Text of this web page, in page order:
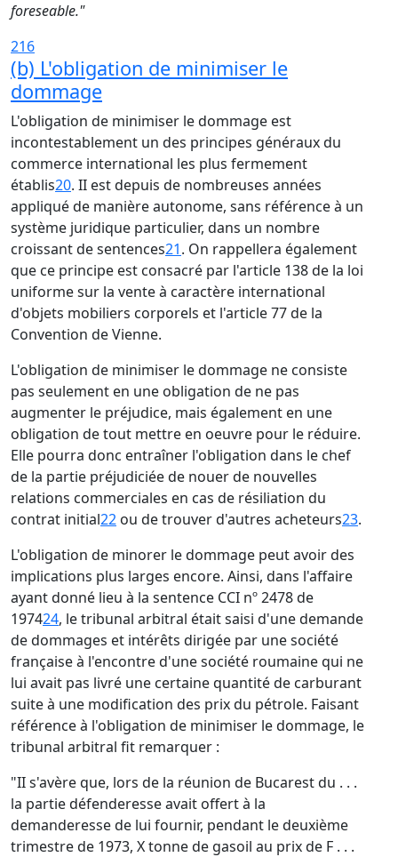
foreseable."
216
(b) L'obligation de minimiser le
dommage
L'obligation de minimiser le dommage est
incontestablement un des principes généraux du
commerce international les plus fermement
établis20. II est depuis de nombreuses années
appliqué de manière autonome, sans référence à un
système juridique particulier, dans un nombre
croissant de sentences21. On rappellera également
que ce principe est consacré par l'article 138 de la loi
uniforme sur la vente à caractère international
d'objets mobiliers corporels et l'article 77 de la
Convention de Vienne.
L'obligation de minimiser le dommage ne consiste
pas seulement en une obligation de ne pas
augmenter le préjudice, mais également en une
obligation de tout mettre en oeuvre pour le réduire.
Elle pourra donc entraîner l'obligation dans le chef
de la partie préjudiciée de nouer de nouvelles
relations commerciales en cas de résiliation du
contrat initial22 ou de trouver d'autres acheteurs23.
L'obligation de minorer le dommage peut avoir des
implications plus larges encore. Ainsi, dans l'affaire
ayant donné lieu à la sentence CCI nº 2478 de
197424, le tribunal arbitral était saisi d'une demande
de dommages et intérêts dirigée par une société
française à l'encontre d'une société roumaine qui ne
lui avait pas livré une certaine quantité de carburant
suite à une modification des prix du pétrole. Faisant
référence à l'obligation de minimiser le dommage, le
tribunal arbitral fit remarquer :
"II s'avère que, lors de la réunion de Bucarest du . . .
la partie défenderesse avait offert à la
demanderesse de lui fournir, pendant le deuxième
trimestre de 1973, X tonne de gasoil au prix de F . . .